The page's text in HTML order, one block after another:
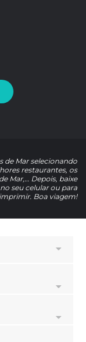
de Mar selecionando
restaurantes, os
Mar,… Depois, baixe
seu celular ou para
imprimir. Boa viagem!